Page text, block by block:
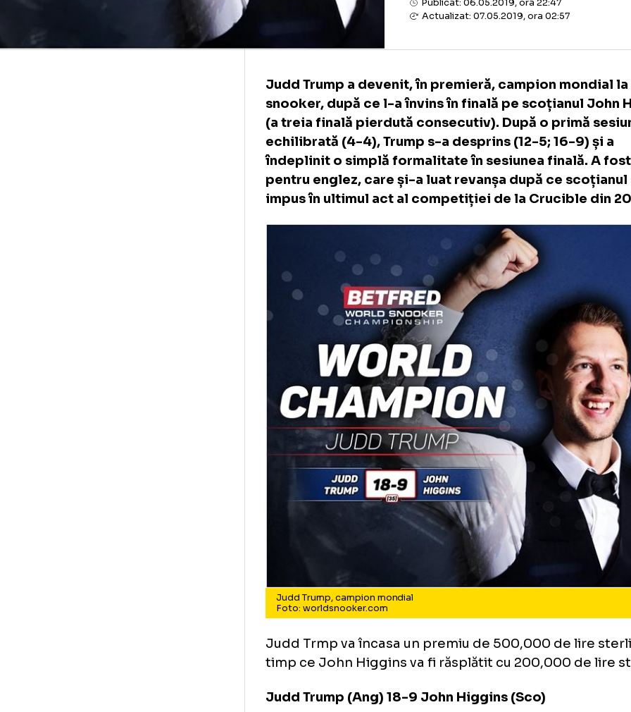
Actualizat: 07.05.2019, ora 02:57
Judd Trump a devenit, în premieră, campion
snooker, după ce l-a învins în finală pe
(a treia finală pierdută consecutiv). După o
echilibrată (4-4), Trump s-a desprins (12-5; 16-
îndeplinit o simplă formalitate în sesiunea
pentru englez, care și-a luat revanșa după ce
impus în ultimul act al competiției de la
Judd Trump, campion mondial
Foto: worldsnooker.com